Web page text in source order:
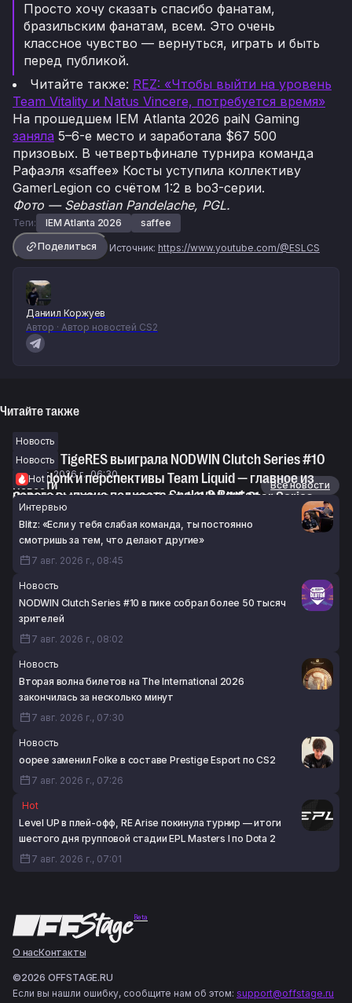
Просто хочу сказать спасибо фанатам,
бразильским фанатам, всем. Это очень
классное чувство — вернуться, играть и быть
перед публикой.
Читайте также: REZ: «Чтобы выйти на уровень
Team Vitality и Natus Vincere, потребуется время»
На прошедшем IEM Atlanta 2026 paiN Gaming
заняла 5–6-е место и заработала $67 500
призовых. В четвертьфинале турнира команда
Рафаэля «saffee» Косты уступила коллективу
GamerLegion со счётом 1:2 в bo3-серии.
Фото — Sebastian Pandelache, PGL.
Теги: IEM Atlanta 2026
saffee
Поделиться
Источник: https://www.youtube.com/@ESLCS
Даниил Коржуев
Автор · Автор новостей CS2
Читайте также
Новость
Nuclear TigeRES выиграла NODWIN Clutch Series #10
7 авг. 2026 г., 06:30
Новость
Спад donk и перспективы Team Liquid — главное из
нового выпуска подкаста Snake & Banter
6 авг. 2026 г., 21:02
Hot
Сетка и расписание плей-офф WINLINE Star Series
Season 3 по CS2
6 авг. 2026 г., 20:05
Новости
Все новости
Интервью
Blitz: «Если у тебя слабая команда, ты постоянно
смотришь за тем, что делают другие»
7 авг. 2026 г., 08:45
Новость
NODWIN Clutch Series #10 в пике собрал более 50 тысяч
зрителей
7 авг. 2026 г., 08:02
Новость
Вторая волна билетов на The International 2026
закончилась за несколько минут
7 авг. 2026 г., 07:30
Новость
oopee заменил Folke в составе Prestige Esport по CS2
7 авг. 2026 г., 07:26
Hot
Level UP в плей-офф, RE Arise покинула турнир — итоги
шестого дня групповой стадии EPL Masters I по Dota 2
7 авг. 2026 г., 07:01
Beta
О насКонтакты
©2026 OFFSTAGE.RU
Если вы нашли ошибку, сообщите нам об этом: support@offstage.ru